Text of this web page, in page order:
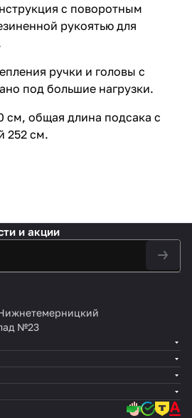
с поворотным
рукоятью для
ручки и головы с
под большие нагрузки.
см, общая длина подсака с
252 см.
и акции
№23